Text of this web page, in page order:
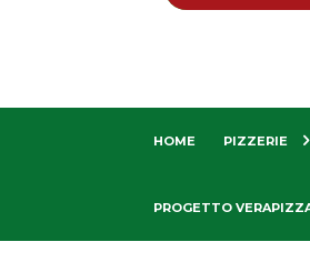
HOME PIZZERIE
PROGETTO